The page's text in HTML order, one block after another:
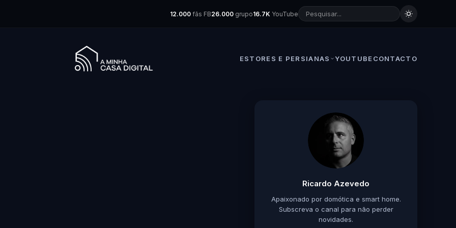
12.000 fãs FB26.000 grupo16.7K YouTube
ESTORES E PERSIANAS YOUTUBE CONTACTO
Ricardo Azevedo
Apaixonado por domótica e smart home.
Subscreva o canal para não perder
novidades.